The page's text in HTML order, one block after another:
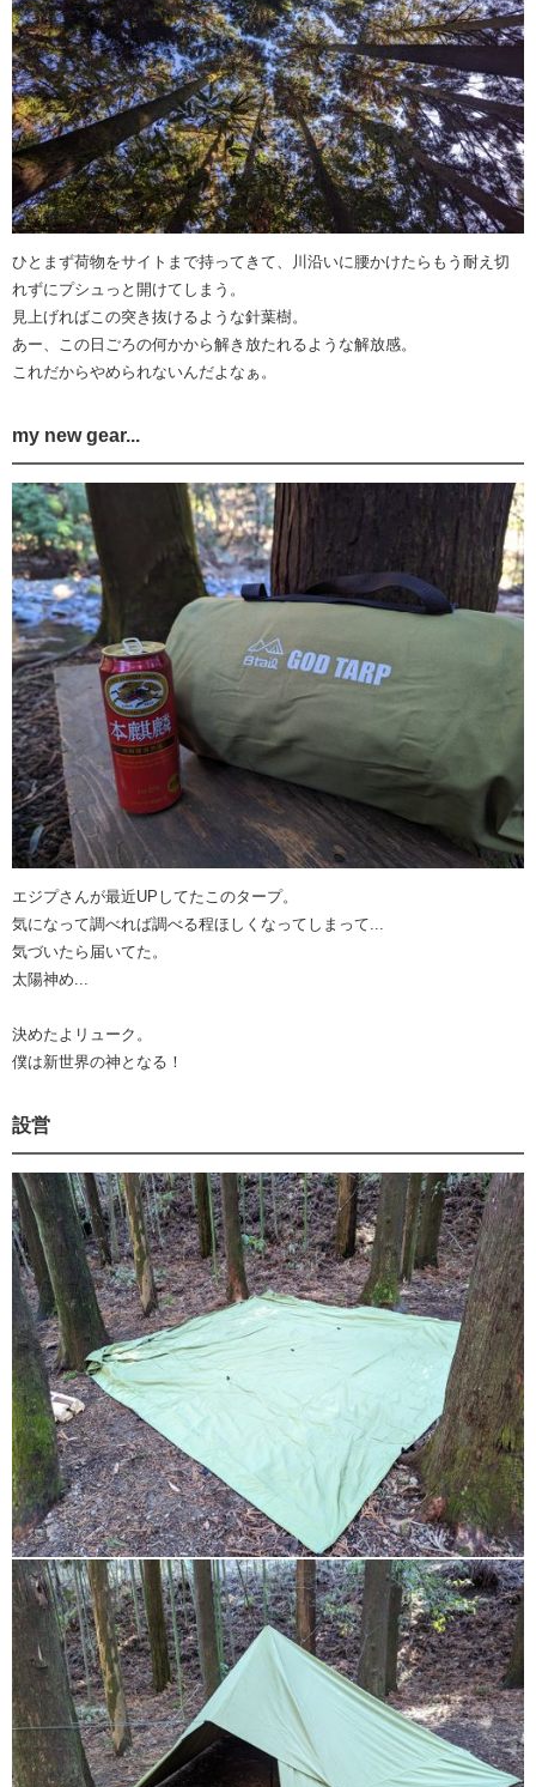
ひとまず荷物をサイトまで持ってきて、川沿いに腰かけたらもう耐え切
れずにプシュっと開けてしまう。
見上げればこの突き抜けるような針葉樹。
あー、この日ごろの何かから解き放たれるような解放感。
これだからやめられないんだよなぁ。
my new gear...
エジプさんが最近UPしてたこのタープ。
気になって調べれば調べる程ほしくなってしまって...
気づいたら届いてた。
太陽神め...
決めたよリューク。
僕は新世界の神となる！
設営